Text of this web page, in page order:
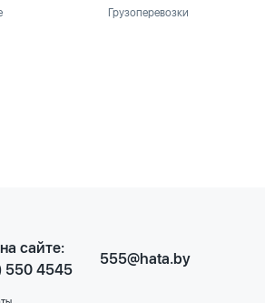
Грузоперевозки
сайте:
550 4545
555@hata.by